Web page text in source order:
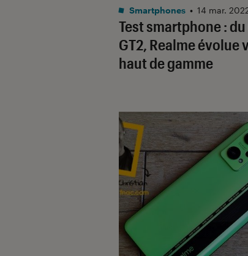
Test smartphone : du
GT2, Realme évolue
haut de gamme
Smartphones • 14 mar.